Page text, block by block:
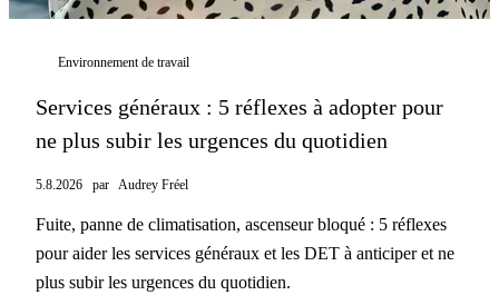
Environnement de travail
Services généraux : 5 réflexes à adopter pour
ne plus subir les urgences du quotidien
5.8.2026 par Audrey Fréel
Fuite, panne de climatisation, ascenseur bloqué : 5 réflexes
pour aider les services généraux et les DET à anticiper et ne
plus subir les urgences du quotidien.